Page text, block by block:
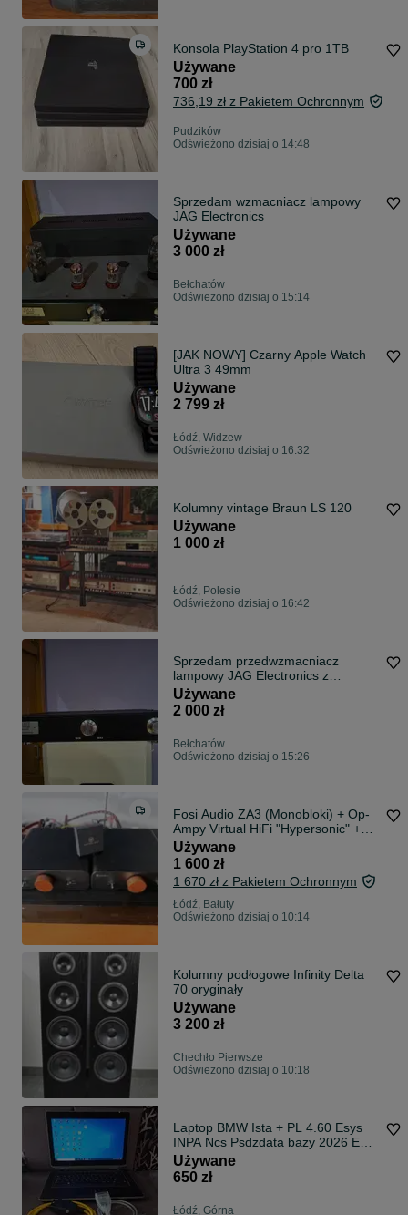
Konsola PlayStation 4 pro 1TB
Używane
700 zł
736,19 zł z Pakietem Ochronnym
Pudzików
Odświeżono dzisiaj o 14:48
Sprzedam wzmacniacz lampowy
JAG Electronics
Używane
3 000 zł
Bełchatów
Odświeżono dzisiaj o 15:14
[JAK NOWY] Czarny Apple Watch
Ultra 3 49mm
Używane
2 799 zł
Łódź, Widzew
Odświeżono dzisiaj o 16:32
Kolumny vintage Braun LS 120
Używane
1 000 zł
Łódź, Polesie
Odświeżono dzisiaj o 16:42
Sprzedam przedwzmacniacz
lampowy JAG Electronics z
bluetooth.
Używane
2 000 zł
Bełchatów
Odświeżono dzisiaj o 15:26
Fosi Audio ZA3 (Monobloki) + Op-
Ampy Virtual HiFi "Hypersonic" +
Zasilacze 48V
Używane
1 600 zł
1 670 zł z Pakietem Ochronnym
Łódź, Bałuty
Odświeżono dzisiaj o 10:14
Kolumny podłogowe Infinity Delta
70 oryginały
Używane
3 200 zł
Chechło Pierwsze
Odświeżono dzisiaj o 10:18
Laptop BMW Ista + PL 4.60 Esys
INPA Ncs Psdzdata bazy 2026 Enet
Kdcan
Używane
650 zł
Łódź, Górna